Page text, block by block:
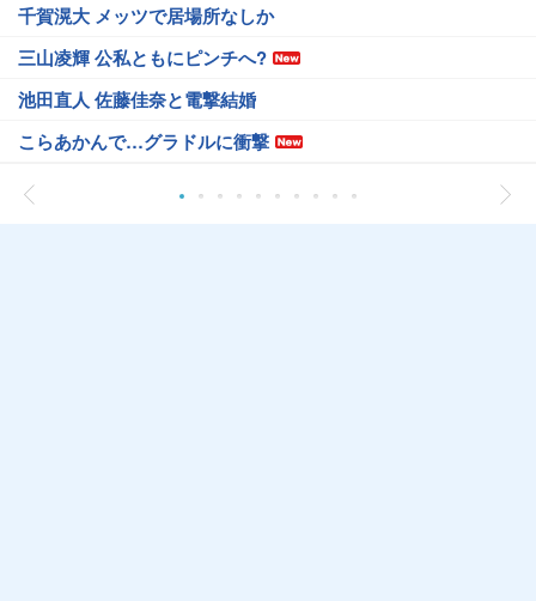
千賀滉大 メッツで居場所なしか
三山凌輝 公私ともにピンチへ?
池田直人 佐藤佳奈と電撃結婚
こらあかんで…グラドルに衝撃